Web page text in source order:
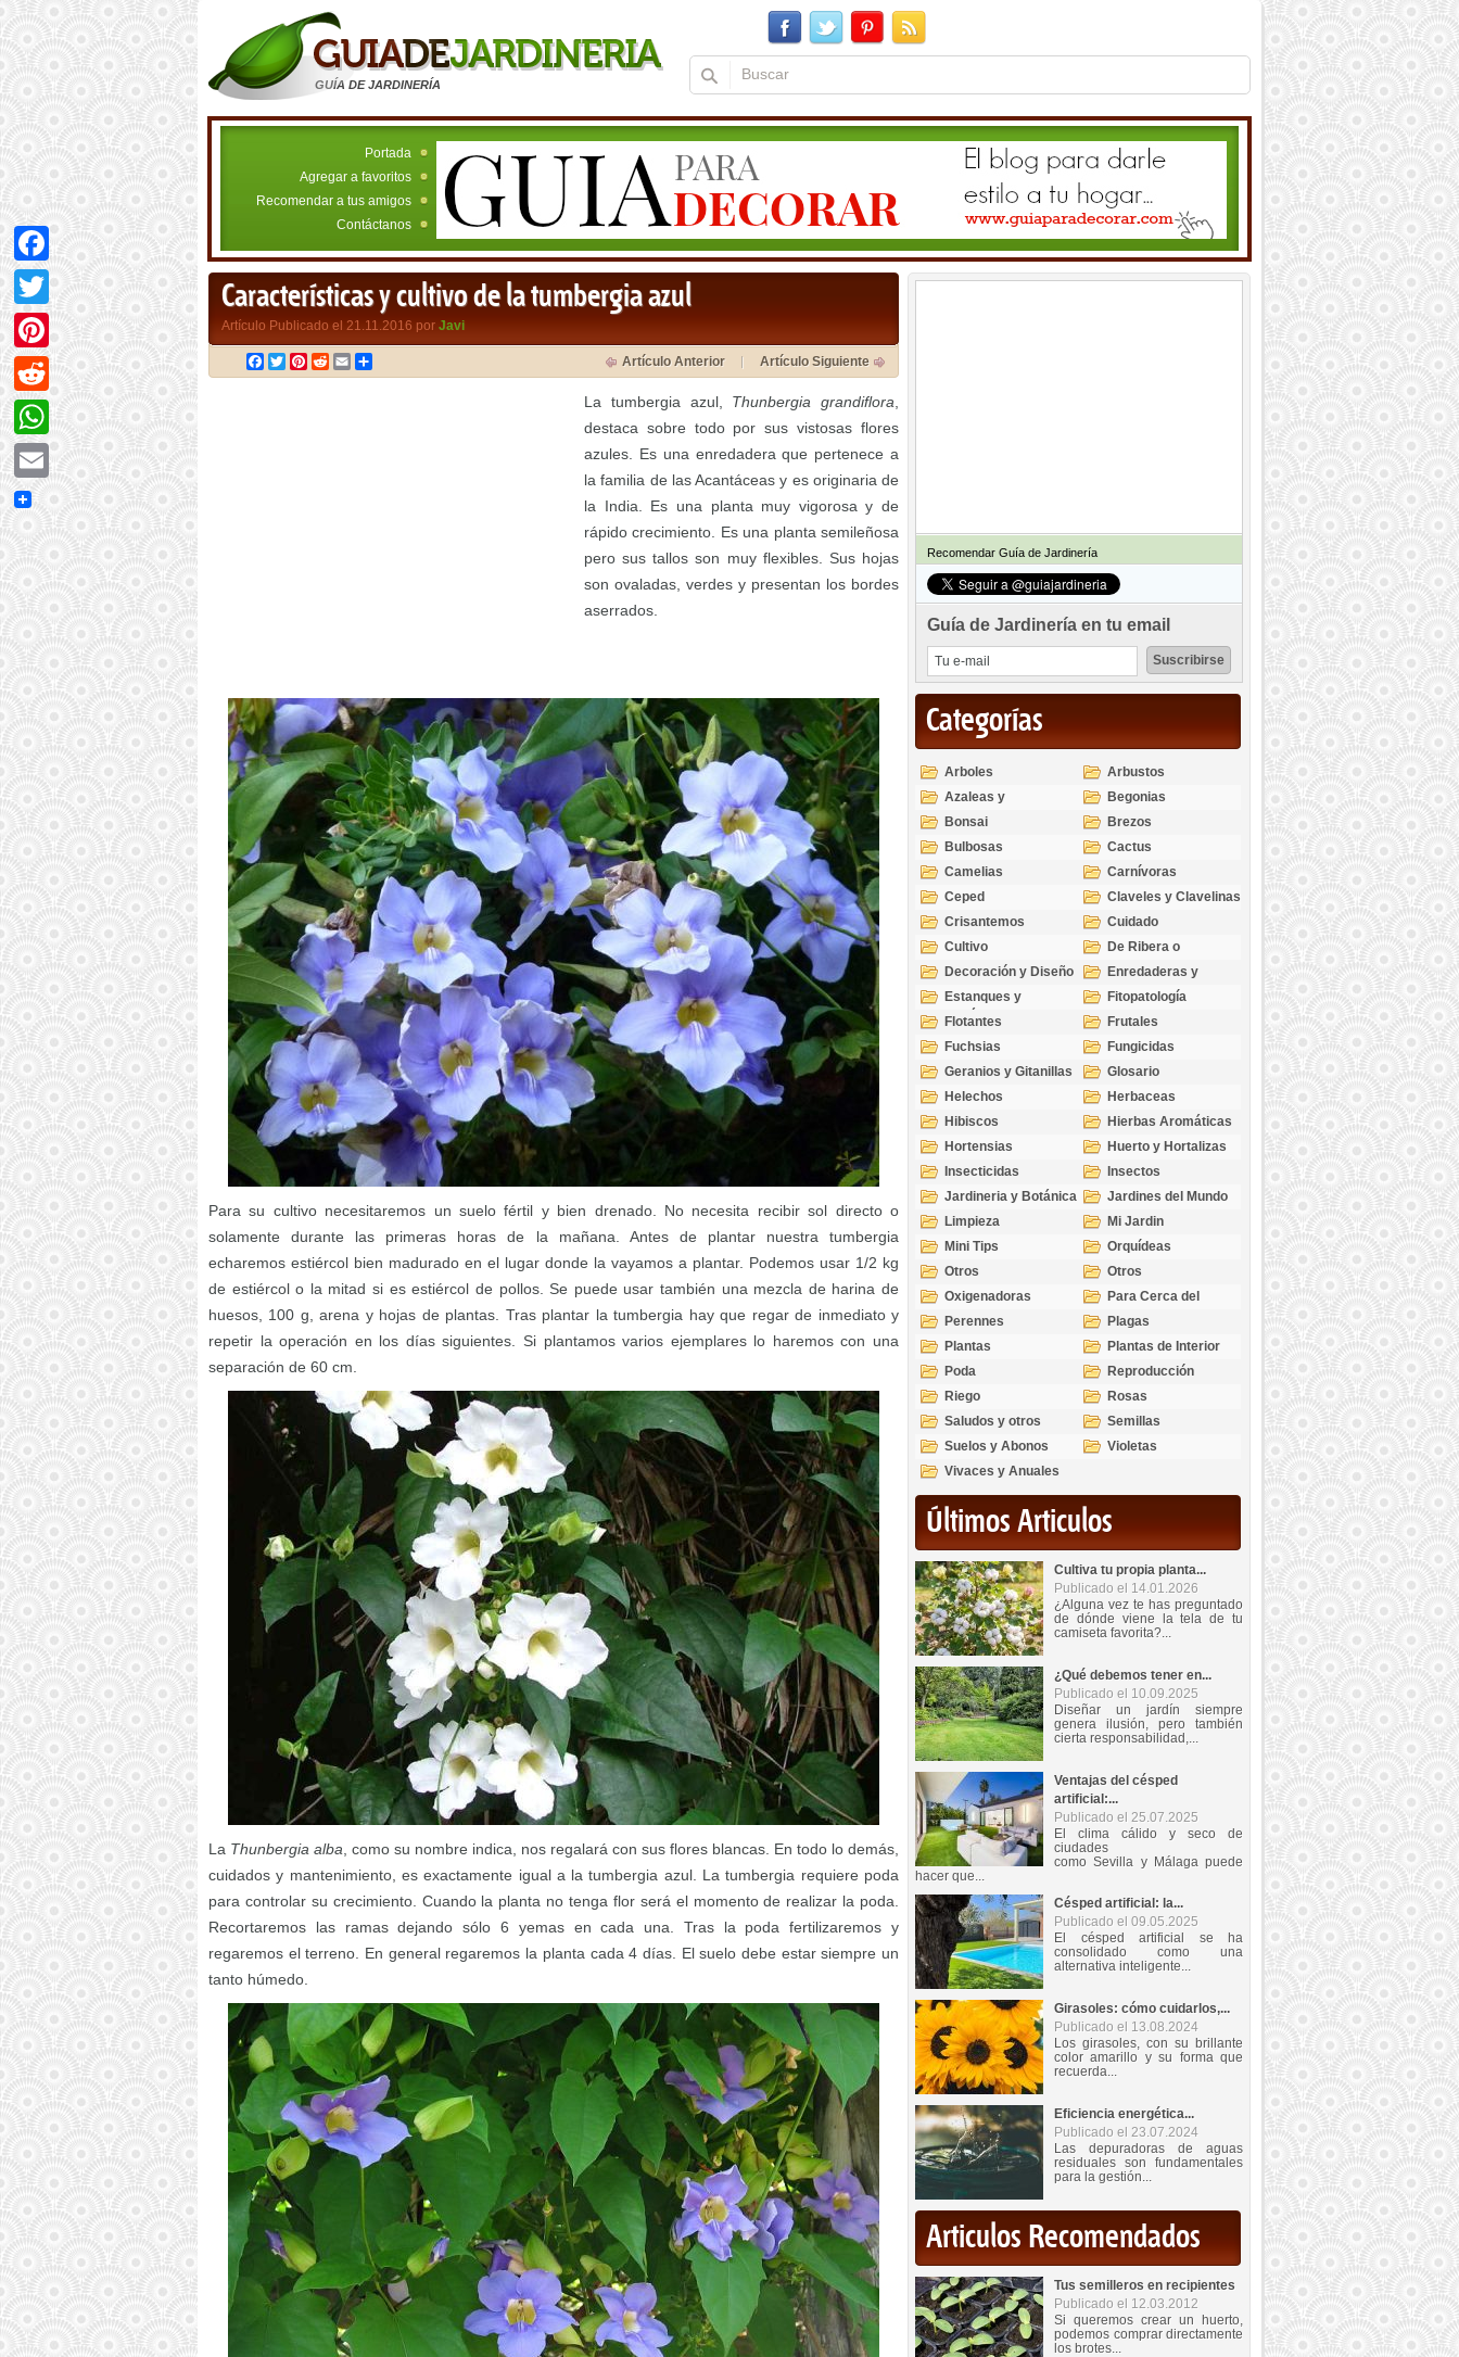
GUÍA DE JARDINERÍA
Portada
Agregar a favoritos
Recomendar a tus amigos
Contáctanos
Características y cultivo de la tumbergia azul
Artículo Publicado el 21.11.2016 por Javi
Facebook
TwitterPinterest
RedditEmail Artículo Anterior Artículo Siguiente
La tumbergia azul, Thunbergia grandiflora
destaca sobre todo por sus vistosas flores
azules. Es una enredadera que pertenece a
la familia de las Acantáceas y es originaria de
la India. Es una planta muy vigorosa y de
rápido crecimiento. Es una planta semileñosa
pero sus tallos son muy flexibles. Sus hojas
son ovaladas, verdes y presentan los bordes
aserrados.
Para su cultivo necesitaremos un suelo fértil y bien drenado. No necesita recibir sol directo o
solamente durante las primeras horas de la mañana. Antes de plantar nuestra tumbergia
echaremos estiércol bien madurado en el lugar donde la vayamos a plantar. Podemos usar 1/2 kg
de estiércol o la mitad si es estiércol de pollos. Se puede usar también una mezcla de harina de
huesos, 100 g, arena y hojas de plantas. Tras plantar la tumbergia hay que regar de inmediato y
repetir la operación en los días siguientes. Si plantamos varios ejemplares lo haremos con una
separación de 60 cm.
La Thunbergia alba , como su nombre indica, nos regalará con sus flores blancas. En todo lo demás,
cuidados y mantenimiento, es exactamente igual a la tumbergia azul. La tumbergia requiere poda
para controlar su crecimiento. Cuando la planta no tenga flor será el momento de realizar la poda.
Recortaremos las ramas dejando sólo 6 yemas en cada una. Tras la poda fertilizaremos y
regaremos el terreno. En general regaremos la planta cada 4 días. El suelo debe estar siempre un
tanto húmedo.
Recomendar Guía de Jardinería
Guía de Jardinería en tu email
Categorías
Arboles
Arbustos
Azaleas y
Rododendros
Begonias
Bonsai
Brezos
Bulbosas
Cactus
Camelias
Carnívoras
Ceped
Claveles y Clavelinas
Crisantemos
Cuidado
Cultivo
De Ribera o
Palustres
Decoración y Diseño
Enredaderas y
cubresuelos
Estanques y
Acuáticas
Fitopatología
Flotantes
Frutales
Fuchsias
Fungicidas
Geranios y Gitanillas
Glosario
Helechos
Herbaceas
Hibiscos
Hierbas Aromáticas
Hortensias
Huerto y Hortalizas
Insecticidas
Insectos
Jardineria y Botánica
Jardines del Mundo
Limpieza
Mi Jardin
Mini Tips
Orquídeas
Otros
Otros
Oxigenadoras
Para Cerca del
Estanque
Perennes
Plagas
Plantas
Plantas de Interior
Poda
Reproducción
Riego
Rosas
Saludos y otros
temas
Semillas
Suelos y Abonos
Violetas
Vivaces y Anuales
Últimos Articulos
Cultiva tu propia planta...
Publicado el 14.01.2026
¿Alguna vez te has preguntado
de dónde viene la tela de tu
camiseta favorita?...
¿Qué debemos tener en...
Publicado el 10.09.2025
Diseñar un jardín siempre
genera ilusión, pero también
cierta responsabilidad,...
Ventajas del césped
artificial:...
Publicado el 25.07.2025
El clima cálido y seco de
ciudades
como Sevilla y Málaga puede
hacer que...
Césped artificial: la...
Publicado el 09.05.2025
El césped artificial se ha
consolidado como una
alternativa inteligente...
Girasoles: cómo cuidarlos,...
Publicado el 13.08.2024
Los girasoles, con su brillante
color amarillo y su forma que
recuerda...
Eficiencia energética...
Publicado el 23.07.2024
Las depuradoras de aguas
residuales son fundamentales
para la gestión...
Articulos Recomendados
Tus semilleros en recipientes
Publicado el 12.03.2012
Si queremos crear un huerto,
podemos comprar directamente
los brotes...
Facebook
Twitter
Pinterest
Reddit
WhatsApp
Email